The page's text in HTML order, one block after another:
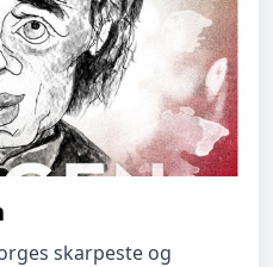
skarpeste og